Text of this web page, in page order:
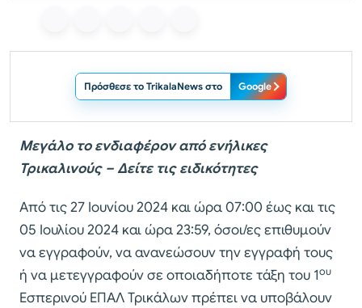
Πρόσθεσε το TrikalaNews στο Google
Μεγάλο το ενδιαφέρον από ενήλικες
Τρικαλινούς – Δείτε τις ειδικότητες
Από τις 27 Ιουνίου 2024 και ώρα 07:00 έως και τις
05 Ιουλίου 2024 και ώρα 23:59, όσοι/ες επιθυμούν
να εγγραφούν, να ανανεώσουν την εγγραφή τους
ή να μετεγγραφούν σε οποιαδήποτε τάξη του 1ου
Εσπερινού ΕΠΑΛ Τρικάλων πρέπει να υποβάλουν